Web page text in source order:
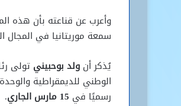
وأعرب عن قناعته بأن هذه
سمعة موريتانيا في المجال
يُذكر أن ولد بوحبيني تولى
الوطني للديمقراطية
رسميًا في 15 مارس الجاري .